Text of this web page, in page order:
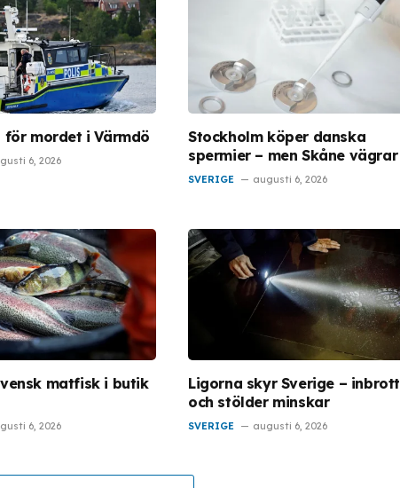
för mordet i Värmdö
6, 2026
Stockholm köper danska
spermier – men Skåne vägrar
SVERIGE augusti 6, 2026
matfisk i butik
6, 2026
Ligorna skyr Sverige – inbrott
och stölder minskar
SVERIGE augusti 6, 2026